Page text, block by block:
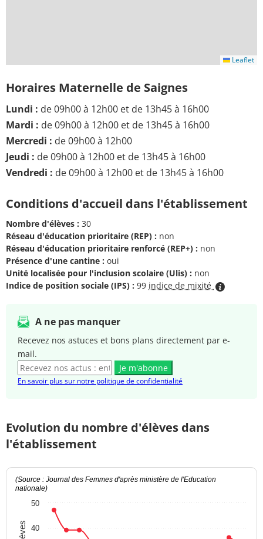
Leaflet
Horaires Maternelle de Saignes
Lundi : de 09h00 à 12h00 et de 13h45 à 16h00
Mardi : de 09h00 à 12h00 et de 13h45 à 16h00
Mercredi : de 09h00 à 12h00
Jeudi : de 09h00 à 12h00 et de 13h45 à 16h00
Vendredi : de 09h00 à 12h00 et de 13h45 à 16h00
Conditions d'accueil dans l'établissement
Nombre d'élèves : 30
Réseau d'éducation prioritaire (REP) : non
Réseau d'éducation prioritaire renforcé (REP+) : non
Présence d'une cantine : oui
Unité localisée pour l'inclusion scolaire (Ulis) : non
Indice de position sociale (IPS) : 99 indice de mixité
A ne pas manquer
Recevez nos astuces et bons plans directement par e-
mail.
Je m'abonne
En savoir plus sur notre politique de confidentialité
Evolution du nombre d'élèves dans
l'établissement
(Source : Journal des Femmes d'après ministère de l'Education
nationale)
40
50